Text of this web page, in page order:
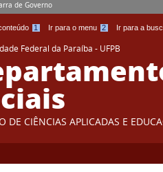
de Governo
1 Ir para o menu 2 Ir para a
Federal da Paraíba - UFPB
DE CIÊNCIAS APLICADAS E